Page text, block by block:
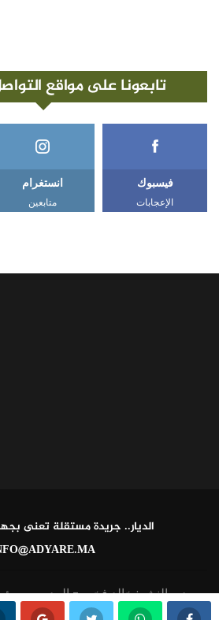
تابعونا على مواقع
فيسبوك
الإعجابات
انستغرام
متابعين
الديار.. جريدة مستقلة تعنى
مدير النشر: خالد فخير - المدير
القاطي